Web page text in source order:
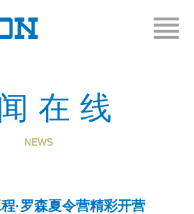
在线
NEWS
·罗森夏令营精彩开营